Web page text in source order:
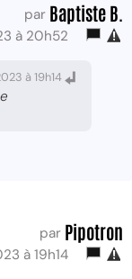
par Baptiste B.
à 20h52
à 19h14
par Pipotron
à 19h14